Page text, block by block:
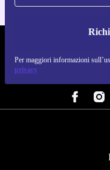
Per maggiori informazioni
privacy